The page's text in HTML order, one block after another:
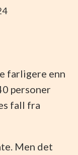
farligere enn
personer
fall fra
Men det